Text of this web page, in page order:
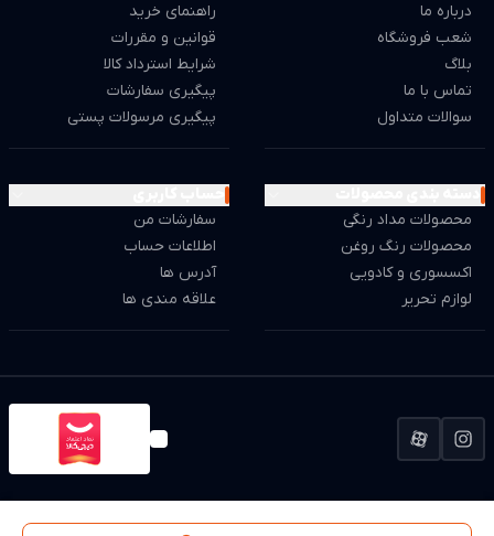
درباره ما
شعب فروشگاه
بلاگ
تماس با ما
سوالات متداول
راهنمای خرید
قوانین و مقررات
شرایط استرداد کالا
پیگیری سفارشات
پیگیری مرسولات پستی
محصولات مداد رنگی
محصولات رنگ روغن
اکسسوری و کادویی
لوازم تحریر
سفارشات من
اطلاعات حساب
آدرس ها
علاقه مندی ها
استفاده از مطالب این وب سایت فقط برای مقاصد غیر تجاری و با ذکر منبع بلامانع است.